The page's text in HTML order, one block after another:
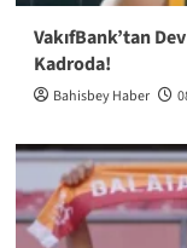
VakıfBank’tan
Kadroda!
Bahisbey Haber